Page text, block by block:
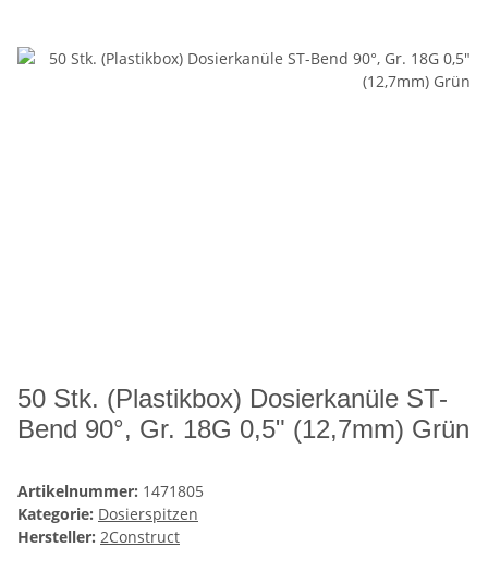
50 Stk. (Plastikbox) Dosierkanüle ST-
Bend 90°, Gr. 18G 0,5" (12,7mm) Grün
Artikelnummer: 1471805
Kategorie: Dosierspitzen
Hersteller: 2Construct